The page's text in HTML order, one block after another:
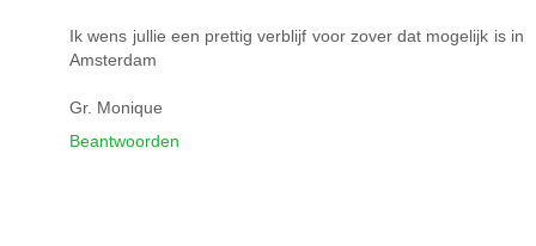
Ik wens jullie een prettig verblijf voor zover dat mogelijk is in
Amsterdam
Gr. Monique
Beantwoorden